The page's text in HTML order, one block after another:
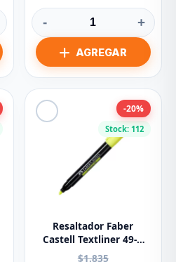
- +
Stock: 112
-20%
Resaltador Faber
Castell Textliner 49-A
Amarillo
$1.835